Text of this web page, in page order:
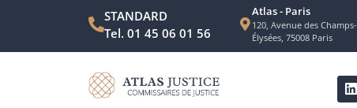
STANDARD
Tel. 01 45 06 01 56
Atlas - Paris
120, Avenue des Champs-
Élysées, 75008 Paris